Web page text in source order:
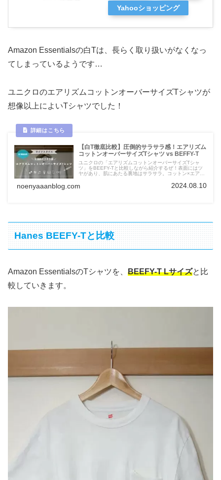
Yahooショッピング
Amazon Essentialsの白Tは、長らく取り扱いがなくなっ
てしまっているようです…
ユニクロのエアリズムコットンオーバーサイズTシャツが
想像以上によいTシャツでした！
【白T徹底比較】圧倒的サラサラ感！エアリズム
コットンオーバーサイズTシャツ vs BEFFY-T
ユニクロの「エアリズムコットンオーバーサイズTシャ
ツ」をBEEFY-Tと比較しながら紹介するぜ！表面にはツ
ヤがあり、肌にあたる裏地はサラサラ。コットン×エアリ
ぜ！
noenyaaanblog.com 2024.08.10
Hanes BEEFY-Tと比較
Amazon EssentialsのTシャツを、 BEEFY-T Lサイズと比
較していきます。